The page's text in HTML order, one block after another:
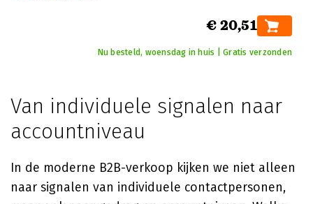
€ 20,51
Nu besteld, woensdag in huis | Gratis verzonden
Van individuele signalen naar
accountniveau
In de moderne B2B-verkoop kijken we niet alleen
naar signalen van individuele contactpersonen,